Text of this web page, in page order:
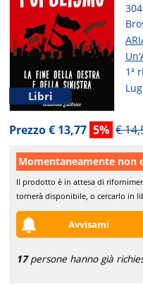
Libri
1ª
Prezzo € 13,77 5% €
Momentaneamente non
Il prodotto è in attesa di
tornerà disponibile, o cercarlo in
Avvisami
17persone hanno già